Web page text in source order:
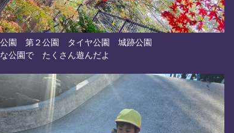
公園 第２公園 タイヤ公園 城跡公園
公園で たくさん遊んだよ